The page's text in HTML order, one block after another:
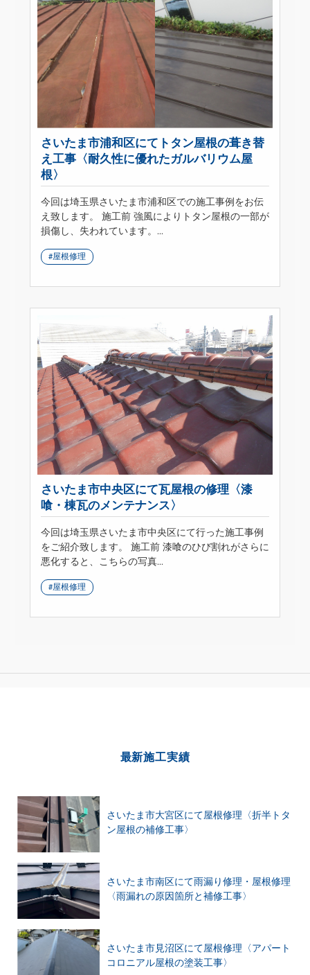
さいたま市浦和区にてトタン屋根の葺き替
え工事〈耐久性に優れたガルバリウム屋
根〉
今回は埼玉県さいたま市浦和区での施工事例をお伝
え致します。 施工前 強風によりトタン屋根の一部が
損傷し、失われています。...
屋根修理
さいたま市中央区にて瓦屋根の修理〈漆
喰・棟瓦のメンテナンス〉
今回は埼玉県さいたま市中央区にて行った施工事例
をご紹介致します。 施工前 漆喰のひび割れがさらに
悪化すると、こちらの写真...
屋根修理
最新施工実績
さいたま市大宮区にて屋根修理〈折半トタ
ン屋根の補修工事〉
さいたま市南区にて雨漏り修理・屋根修理
〈雨漏れの原因箇所と補修工事〉
さいたま市見沼区にて屋根修理〈アパート
コロニアル屋根の塗装工事〉